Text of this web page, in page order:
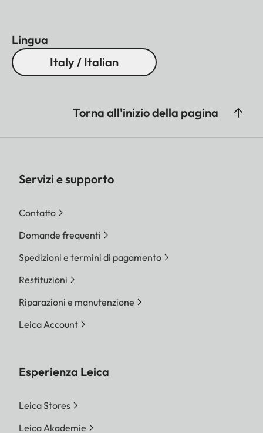
Lingua
Italy / Italian
Torna all'inizio della pagina
Servizi e supporto
Contatto
Domande frequenti
Spedizioni e termini di pagamento
Restituzioni
Riparazioni e manutenzione
Leica Account
Esperienza Leica
Leica Stores
Leica Akademie